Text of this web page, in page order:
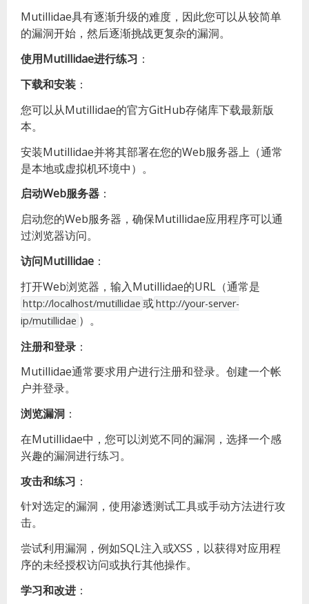
Mutillidae具有逐渐升级的难度，因此您可以从较简单
的漏洞开始，然后逐渐挑战更复杂的漏洞。
使用Mutillidae进行练习 ：
下载和安装 ：
您可以从Mutillidae的官方GitHub存储库下载最新版
本。
安装Mutillidae并将其部署在您的Web服务器上（通常
是本地或虚拟机环境中）。
启动Web服务器 ：
启动您的Web服务器，确保Mutillidae应用程序可以通
过浏览器访问。
访问Mutillidae ：
打开Web浏览器，输入Mutillidae的URL（通常是
http://localhost/mutillidae 或http://your-server-
ip/mutillidae ）。
注册和登录 ：
Mutillidae通常要求用户进行注册和登录。创建一个帐
户并登录。
浏览漏洞 ：
在Mutillidae中，您可以浏览不同的漏洞，选择一个感
兴趣的漏洞进行练习。
攻击和练习 ：
针对选定的漏洞，使用渗透测试工具或手动方法进行攻
击。
尝试利用漏洞，例如SQL注入或XSS，以获得对应用程
序的未经授权访问或执行其他操作。
学习和改进 ：